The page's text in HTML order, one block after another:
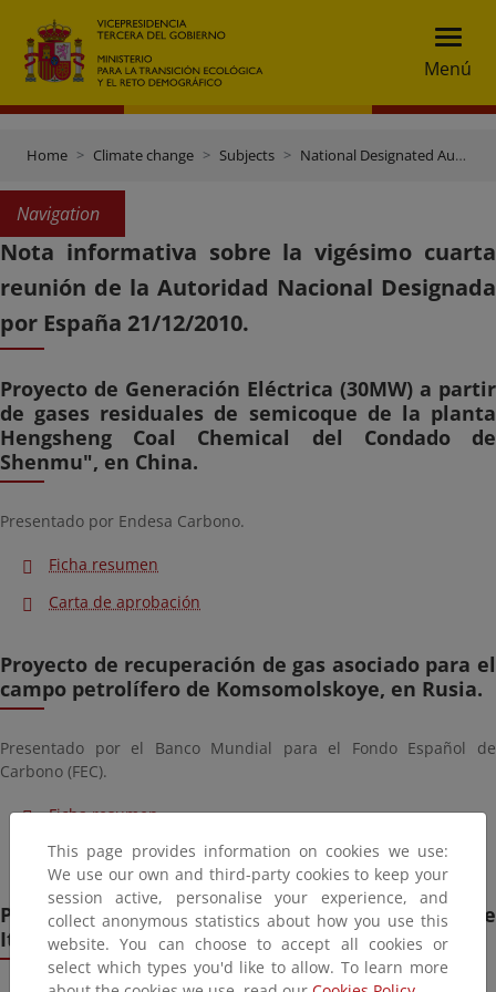
Menú
Home Climate change Subjects National Designated Authority (DNA)
Navigation
Nota informativa sobre la vigésimo cuarta
reunión de la Autoridad Nacional Designada
por España 21/12/2010.
Proyecto de Generación Eléctrica (30MW) a partir
de gases residuales de semicoque de la planta
Hengsheng Coal Chemical del Condado de
Shenmu", en China.
Presentado por Endesa Carbono.
Ficha resumen
Carta de aprobación
Proyecto de recuperación de gas asociado para el
campo petrolífero de Komsomolskoye, en Rusia.
Presentado por el Banco Mundial para el Fondo Español de
Carbono (FEC).
Ficha resumen
Carta de aprobación
Proyecto de recuperación de gas del vertedero de
Itaoca, en Brasil.
This page provides information on cookies we use:
We use our own and third-party cookies to keep your
session active, personalise your experience, and
collect anonymous statistics about how you use this
website. You can choose to accept all cookies or
select which types you'd like to allow. To learn more